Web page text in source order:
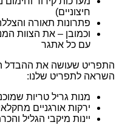
חיצוניים)
פתרונות תאורה
וכמובן – את הצוות
עם כל אתגר
התפריט שעושה את ההבדל
השראה לתפריט שלנו:
מנות גריל טריות
ירקות אורגניים
יינות מיקבי הגליל